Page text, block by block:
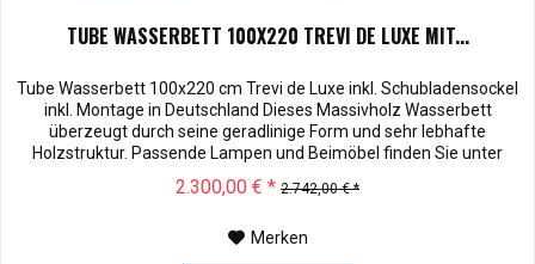
TUBE WASSERBETT 100X220 TREVI DE LUXE MIT...
Tube Wasserbett 100x220 cm Trevi de Luxe inkl. Schubladensockel
inkl. Montage in Deutschland Dieses Massivholz Wasserbett
überzeugt durch seine geradlinige Form und sehr lebhafte
Holzstruktur. Passende Lampen und Beimöbel finden Sie unter
Zubehör . Rahmenhöhe/Einlegetiefe: 23 Rahmenstärke: 8
Kopfteilhöhe: 110 Muster können vor dem Kauf für € 10,00 zu
2.300,00 € * 2.742,00 € *
Merken